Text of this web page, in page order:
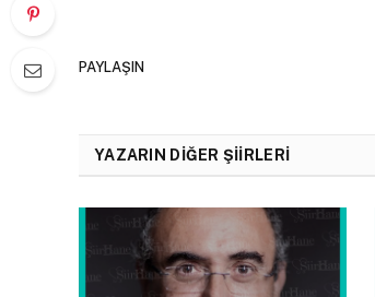
PAYLAŞIN
YAZARIN DIĞER ŞIIRLERI